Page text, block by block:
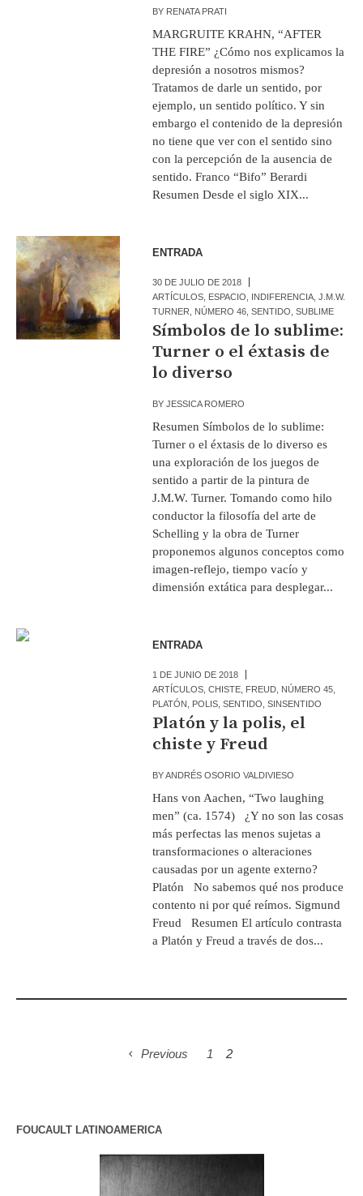
BY RENATA PRATI
MARGRUITE KRAHN, “AFTER
THE FIRE” ¿Cómo nos explicamos la
depresión a nosotros mismos?
Tratamos de darle un sentido, por
ejemplo, un sentido político. Y sin
embargo el contenido de la depresión
no tiene que ver con el sentido sino
con la percepción de la ausencia de
sentido. Franco “Bifo” Berardi
Resumen Desde el siglo XIX...
ENTRADA
30 DE JULIO DE 2018
ARTÍCULOS ESPACIO INDIFERENCIA ,J.M.W.
TURNER
NÚMERO 46 ,SENTIDO ,SUBLIME
Símbolos de lo sublime:
Turner o el éxtasis de
lo diverso
BYJESSICA ROMERO
Resumen Símbolos de lo sublime:
Turner o el éxtasis de lo diverso es
una exploración de los juegos de
sentido a partir de la pintura de
J.M.W. Turner. Tomando como hilo
conductor la filosofía del arte de
Schelling y la obra de Turner
proponemos algunos conceptos como
imagen-reflejo, tiempo vacío y
dimensión extática para desplegar...
ENTRADA
1 DE JUNIO DE 2018
ARTÍCULOS ,CHISTE FREUD NÚMERO 45
PLATÓN
POLIS ,SENTIDO ,SINSENTIDO
Platón y la polis, el
chiste y Freud
BYANDRÉS OSORIO VALDIVIESO
Hans von Aachen, “Two laughing
men” (ca. 1574) ¿Y no son las cosas
más perfectas las menos sujetas a
transformaciones o alteraciones
causadas por un agente externo?
Platón No sabemos qué nos produce
contento ni por qué reímos. Sigmund
Freud Resumen El artículo contrasta
a Platón y Freud a través de dos...
Previous 1 2
FOUCAULT LATINOAMERICA